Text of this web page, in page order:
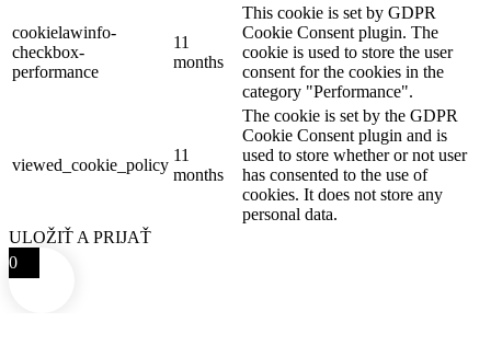
cookielawinfo-
checkbox-
performance
11
months
This cookie is set by GDPR
Cookie Consent plugin. The
cookie is used to store the user
consent for the cookies in the
category "Performance".
viewed_cookie_policy
11
months
The cookie is set by the GDPR
Cookie Consent plugin and is
used to store whether or not user
has consented to the use of
cookies. It does not store any
personal data.
ULOŽIŤ A PRIJAŤ
0